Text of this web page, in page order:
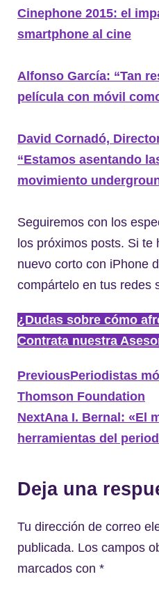
Cinephone 2015: el
smartphone al cine
Alfonso García: “Tan
película con móvil
David Cornadó,
“Estamos asentando
movimiento
Seguiremos con los
los próximos posts. Si te
nuevo corto con iPhone
compártelo en tus redes
¿Dudas sobre cómo
Contrata nuestra
PreviousPeriodistas
Thomson Foundation
NextAna I. Bernal: «El
herramientas del
Deja una
Tu dirección de correo
publicada. Los campos
marcados con *